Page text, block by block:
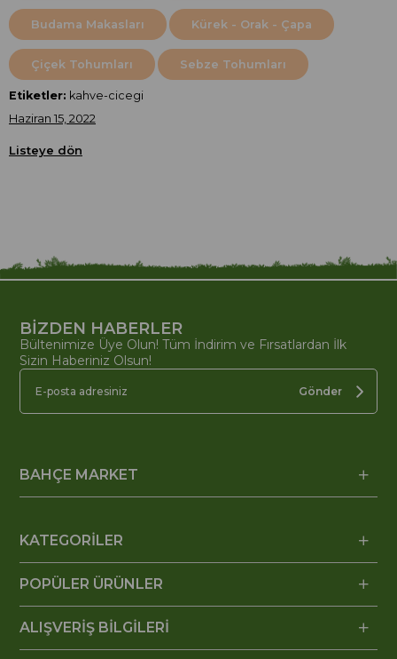
Budama Makasları Kürek - Orak - Çapa
Çiçek Tohumları Sebze Tohumları
Etiketler: kahve-cicegi
Haziran 15, 2022
Listeye dön
BİZDEN HABERLER
Bültenimize Üye Olun! Tüm İndirim ve Fırsatlardan İlk
Sizin Haberiniz Olsun!
Gönder
BAHÇE MARKET
KATEGORİLER
POPÜLER ÜRÜNLER
ALIŞVERİŞ BİLGİLERİ